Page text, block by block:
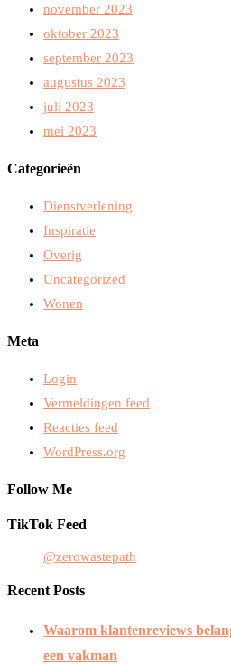
november 2023
oktober 2023
september 2023
augustus 2023
juli 2023
mei 2023
Categorieën
Dienstverlening
Inspiratie
Overig
Uncategorized
Wonen
Meta
Login
Vermeldingen feed
Reacties feed
WordPress.org
Follow Me
TikTok Feed
@zerowastepath
Recent Posts
Waarom klantenreviews
een vakman